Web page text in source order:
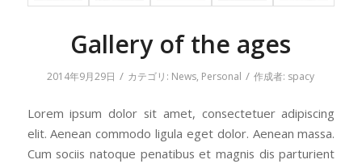
Gallery of the ages
2014年9月29日 / カテゴリ: News, Personal / 作成者: spacy
Lorem ipsum dolor sit amet, consectetuer adipiscing
elit. Aenean commodo ligula eget dolor. Aenean massa.
Cum sociis natoque penatibus et magnis dis parturient